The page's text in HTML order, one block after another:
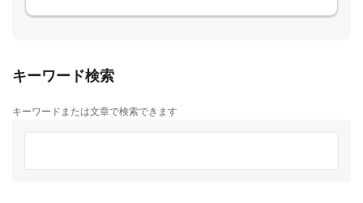
キーワード検索
キーワードまたは文章で検索できます